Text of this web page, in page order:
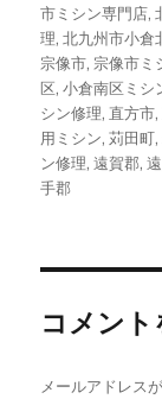
市ミシン専門店,
理,北九州市小倉
宗像市,宗像市ミ
区,小倉南区ミシ
シン修理, 直方市,
用ミシン,苅田町,
ン修理,遠賀郡,
手郡
コメント
メールアドレス